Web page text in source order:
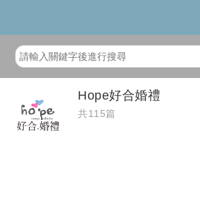
Hope好合婚禮
共115篇